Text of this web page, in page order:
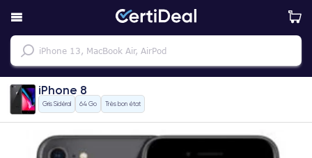
iPhone 8
Gris Sidéral 64 Go Très bon état